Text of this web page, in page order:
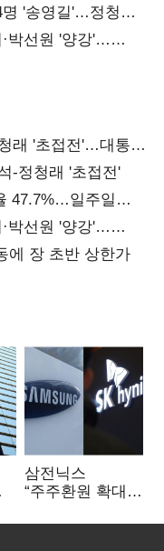
'송영길'…정청래
박선원 '양강'…
래 '초접전'…대통령
-정청래 '초접전'
47.7%…일주일
박선원 '양강'…
에 장 초반 상한가
삼전닉스
“주주환원 확대
로이터에 성명